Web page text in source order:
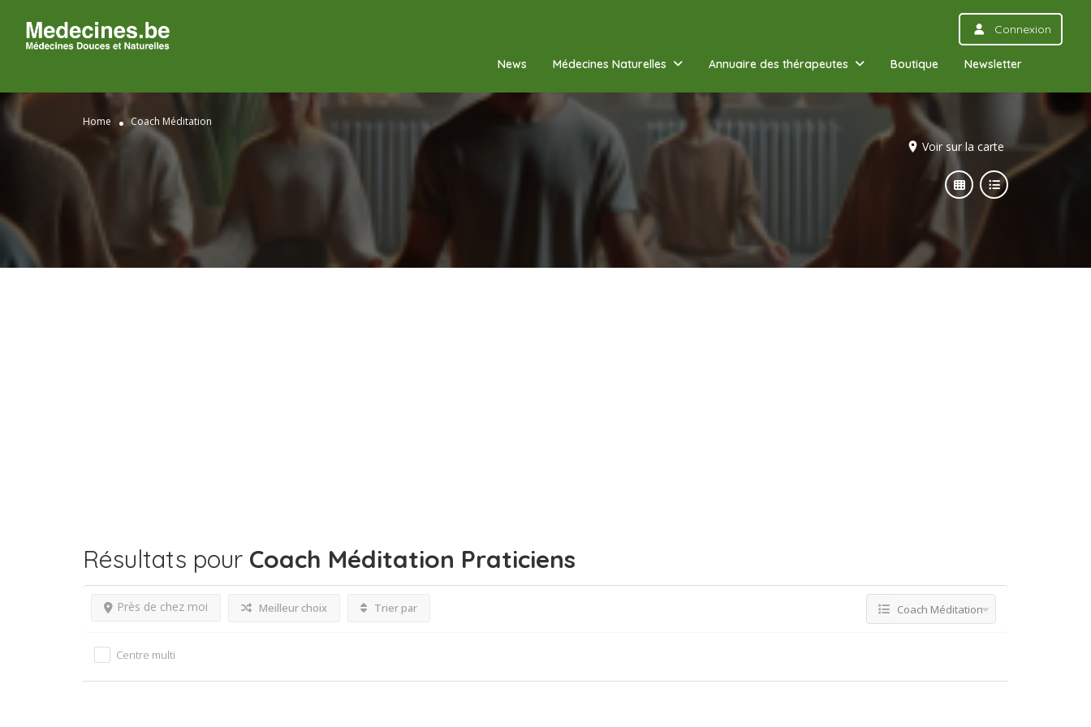
Connexion
News Médecines Naturelles Annuaire des thérapeutes Boutique Newsletter
Home Coach Méditation
Voir sur la carte
Résultats pour Coach Méditation Praticiens
Près de chez moi Meilleur choix Trier par Coach Méditation
Centre multi